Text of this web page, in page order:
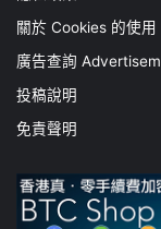
關於 Cookies 的使用
廣告查詢
投稿說明
免責聲明